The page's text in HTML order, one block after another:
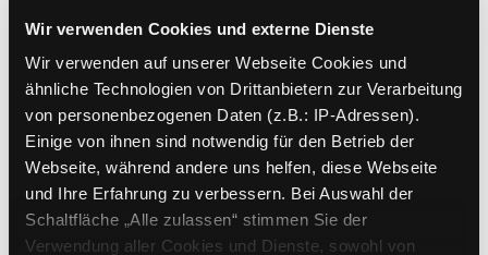
Wir verwenden Cookies und externe Dienste
Wir verwenden auf unserer Webseite Cookies und
ähnliche Technologien von Drittanbietern zur Verarbeitung
von personenbezogenen Daten (z.B.: IP-Adressen).
Einige von ihnen sind notwendig für den Betrieb der
Webseite, während andere uns helfen, diese Webseite
und Ihre Erfahrung zu verbessern. Bei Auswahl der
Schaltfläche „Alle zulassen“ stimmen Sie der
Verwendung aller Cookies und Dienste, sowohl von
Exemplar-Details von Adrian oder: Die
Roman
Verfasser: Stallhofer, Angelika
Suche
Jahr:
Verlag:
Wien, Kremayr u. Scheriau
Exemplar-Details von Und wenn ich es
Mediengruppe:Belletristik
Und wenn ich es selbst
wert bin
Verfasser:Wilk A.D.Suche nach diesem